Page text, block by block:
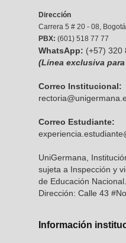
Dirección
Carrera 5 # 20 - 08,
PBX: (601) 518 77 77
WhatsApp: (+57) 320
(Línea exclusiva
Correo Institucional:
Correo Estudiante:
UniGermana,
sujeta a Inspección y
de Educación Nacional.
Dirección: Calle 43
Información